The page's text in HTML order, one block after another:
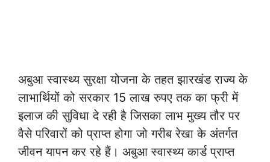
अबुआ स्वास्थ्य सुरक्षा योजना के तहत झारखंड राज्य के
लाभार्थियों को सरकार 15 लाख रुपए तक का फ्री में
इलाज की सुविधा दे रही है जिसका लाभ मुख्य तौर पर
वैसे परिवारों को प्राप्त होगा जो गरीब रेखा के अंतर्गत
जीवन यापन कर रहे हैं। अबुआ स्वास्थ्य कार्ड प्राप्त